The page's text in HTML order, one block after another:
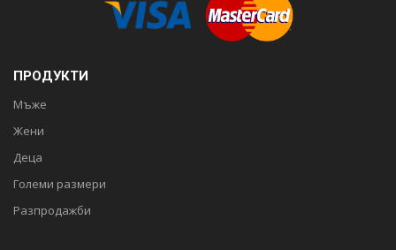
ПРОДУКТИ
Мъже
Жени
Деца
Големи размери
Разпродажби